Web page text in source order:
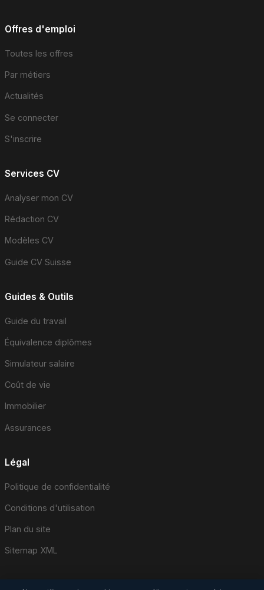
Offres d'emploi
Toutes les offres
Par métiers
Actualités
Se connecter
S'inscrire
Services CV
Analyser mon CV
Rédaction CV
Modèles CV
Guide CV Suisse
Guides & Outils
Guide du travail
Équivalence diplômes
Simulateur salaire
Coût de vie
Immobilier
Assurances
Légal
Politique de confidentialité
Conditions d'utilisation
Plan du site
Sitemap XML